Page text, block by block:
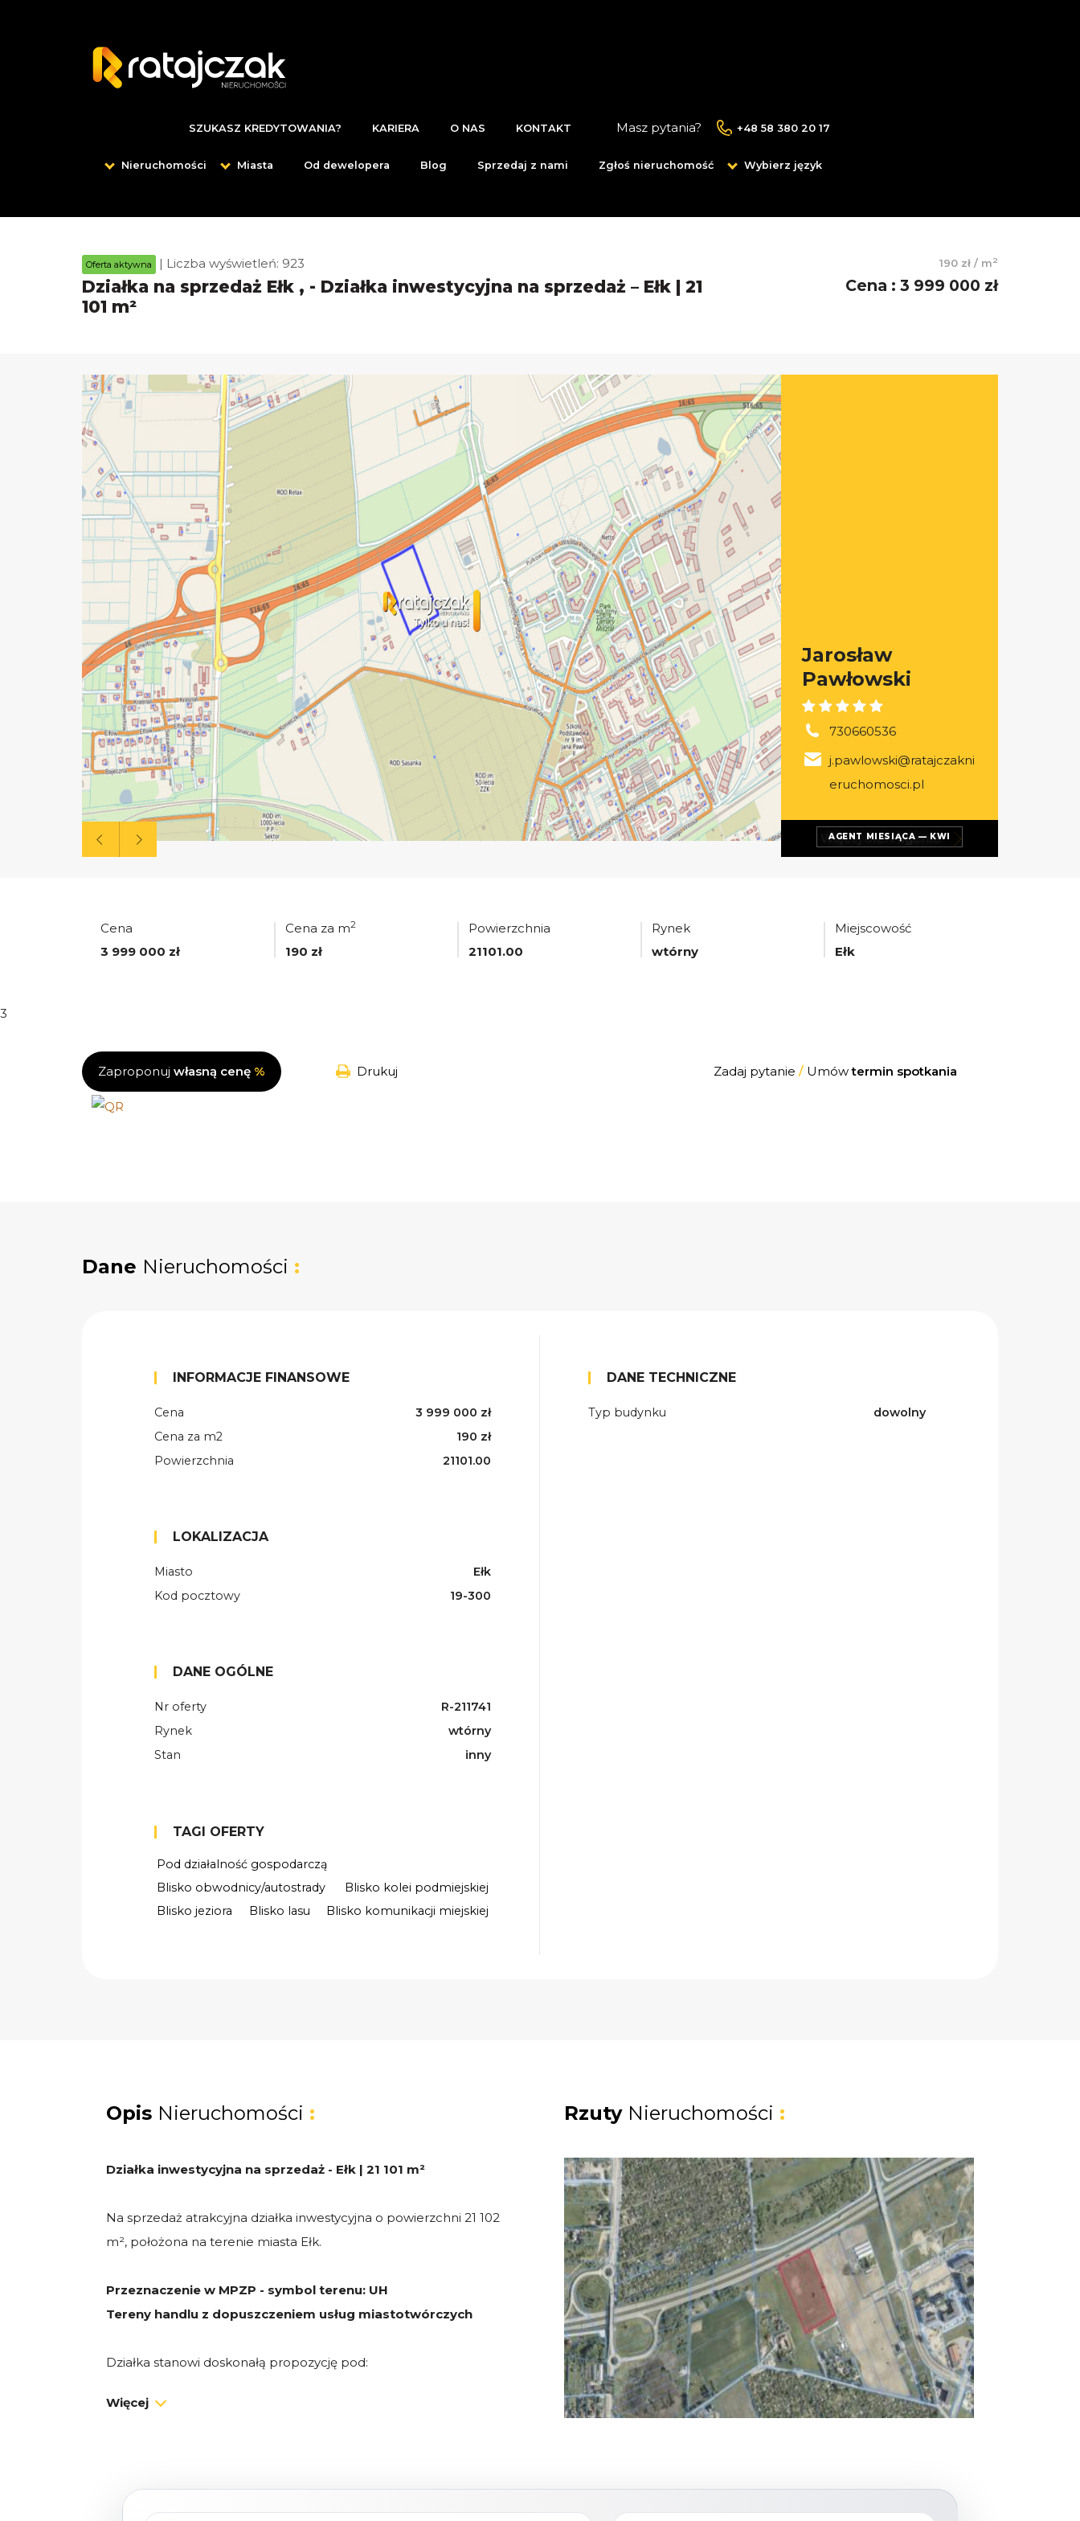
Masz pytania? +48 58 380 20 17
SZUKASZ KREDYTOWANIA? KARIERA O NAS KONTAKT
Nieruchomości Miasta Od dewelopera Blog Sprzedaj z nami Zgłoś nieruchomość Wybierz język
Oferta aktywna | Liczba wyświetleń: 923
Działka na sprzedaż Ełk , - Działka inwestycyjna na sprzedaż – Ełk | 21
101 m²
190 zł / m2
Cena : 3 999 000 zł
AGENT MIESIĄCA — KWI
Jarosław
Pawłowski
730660536
j.pawlowski@ratajczakni
eruchomosci.pl
Więcej ofertagenta
Cena
3 999 000 zł
Cena za m2
190 zł
Powierzchnia
21101.00
Rynek
wtórny
Miejscowość
Ełk
3
Zaproponuj własną cenę % Drukuj Zadaj pytanie / Umówtermin spotkania
Dane Nieruchomości :
INFORMACJE FINANSOWE
Cena
3 999 000 zł
Cena za m2
190 zł
Powierzchnia
21101.00
LOKALIZACJA
Miasto
Ełk
Kod pocztowy
19-300
DANE OGÓLNE
Nr oferty
R-211741
Rynek
wtórny
Stan
inny
TAGI OFERTY
Pod działalność gospodarczą
Blisko obwodnicy/autostrady
Blisko kolei podmiejskiej
Blisko jeziora
Blisko lasu Blisko komunikacji miejskiej
DANE TECHNICZNE
Typ budynku dowolny
Opis Nieruchomości :
Działka inwestycyjna na sprzedaż - Ełk | 21 101 m²
Na sprzedaż atrakcyjna działka inwestycyjna o powierzchni 21 102
m², położona na terenie miasta Ełk.
Przeznaczenie w MPZP - symbol terenu: UH
Tereny handlu z dopuszczeniem usług miastotwórczych
Działka stanowi doskonałą propozycję pod:
m²),
Więcej
Rzuty Nieruchomości :